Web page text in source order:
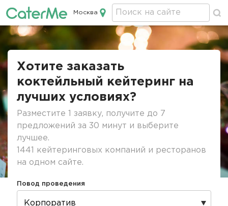
Кейтеринг в Москве
Москва
Строка
Хотите заказать
коктейльный кейтеринг на
лучших условиях?
Разместите 1 заявку, получите до 7
предложений за 30 минут и выберите
лучшее.
1441 кейтеринговых компаний и ресторанов
на одном сайте.
Повод проведения